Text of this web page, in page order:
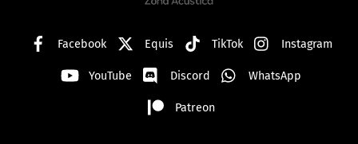
Facebook Equis TikTok Instagram
YouTube Discord WhatsApp
Patreon